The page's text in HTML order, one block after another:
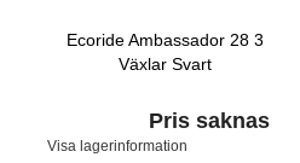
Ecoride Ambassador 28 3
Växlar Svart
Pris saknas
Visa lagerinformation